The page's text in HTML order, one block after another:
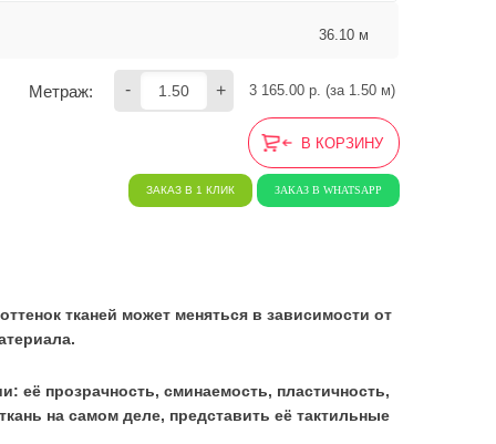
36.10 м
Метраж: - + 3 165.00 р. (за 1.50 м)
В КОРЗИНУ
ЗАКАЗ В 1 КЛИК ЗАКАЗ В WHATSAPP
тканей может меняться в зависимости от
её прозрачность, сминаемость, пластичность,
на самом деле, представить её тактильные